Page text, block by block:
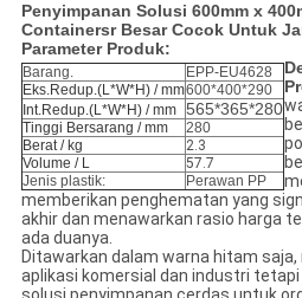
Penyimpanan Solusi 600mm x
Containersr Besar Cocok Untuk
Parameter Produk:
Barang.
EPP-EU4628
Eks.Redup.(L*W*H) / mm600*400*290
Int.Redup.(L*W*H) / mm 565*365*280
Tinggi Bersarang / mm
280
Berat / kg
2.3
Volume / L
57.7
Jenis plastik:
Perawan PP
memberikan penghematan yang
akhir dan menawarkan rasio harga
ada duanya.
Ditawarkan dalam warna hitam
aplikasi komersial dan industri